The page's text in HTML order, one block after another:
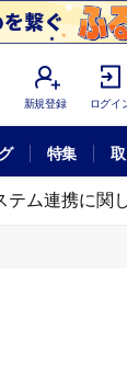
新規登録 ログイ
特集
テム連携に関